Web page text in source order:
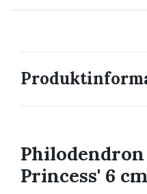
Princess' 6 cm